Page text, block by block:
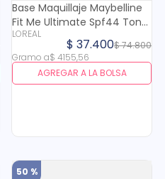
Base Maquillaje Maybelline
Fit Me Ultimate Spf44 Tono
123 X 9 Gr
LOREAL
$74.800
$ 37.400
Gramo a$ 4155,56
AGREGAR A LA BOLSA
50 %